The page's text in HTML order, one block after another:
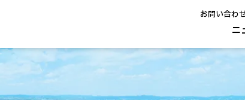
ニ
お問い合わ